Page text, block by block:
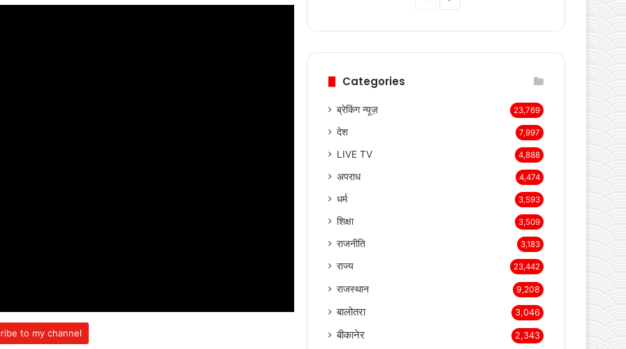
to my channel
ब्रेकिंग न्यूज़ 23,769
देश 7,997
LIVE TV 4,888
अपराध 4,474
धर्म 3,593
शिक्षा 3,509
राजनीति 3,183
राज्य 23,442
राजस्थान 9,208
बालोतरा 3,046